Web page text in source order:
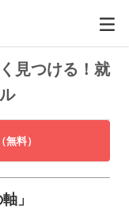
見つける！就
料）
」